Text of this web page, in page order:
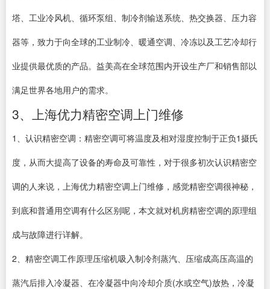
塔、工业冷风机、循环泵组、制冷剂输送系统、热交换器、压力容
器等，致力于向全球的工业制冷、暖通空调、冷冻以及工艺冷却行
业提供最优质的产品。益美高在全球范围内开设生产厂和销售部以
满足世界各地用户的需求。
3、上海优力精密空调上门维修
1、认识精密空调：精密空调可将温度及相对湿度控制于正负1摄氏
度，从而大提高了设备的寿命及可靠性，对于很多初次认识精密空
调的人来说，上海优力精密空调上门维修，感觉精密空调很神秘，
到底和普通用空调有什么区别呢，本文就对机房精密空调的原理组
成与故障进行详解。
2、精密空调工作原理压缩机吸入制冷剂蒸汽、压缩成高压高温的
蒸汽后排入冷凝器、在冷凝器中向冷却介质(水或空气)放热，冷凝